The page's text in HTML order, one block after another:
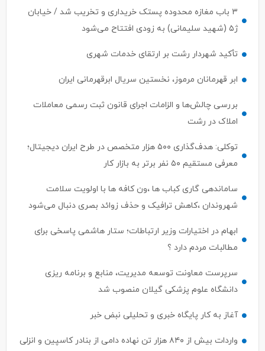
۳ باب مغازه محدوده پستک خریداری و تخریب شد / خیابان
ژ۵ (شهید سلیمانی) به زودی افتتاح می‌شود
تأکید شهردار رشت بر ارتقای خدمات شهری
ابر قهرمانان مرموز، نخستین سریال ابرقهرمانی ایران
بررسی چالش‌ها و الزامات اجرای قانون ثبت رسمی معاملات
املاک در رشت
توکلی: هدف‌گذاری ۵۰۰ هزار متخصص در طرح ایران دیجیتال؛
معرفی مستقیم ۵۰ نفر برتر به بازار کار
ساماندهی گاری کباب ها ،ون کافه ها با اولویت سلامت
شهروندان ،کاهش ترافیک و حذف زوائد بصری دنبال می‌شود
ابهام در اختیارات وزیر ارتباطات؛ ستار هاشمی پاسخی برای
مطالبات مردم دارد ؟
سرپرست معاونت توسعه مدیریت، منابع و برنامه ریزی
دانشگاه علوم پزشکی گیلان منصوب شد
آغاز به کار پایگاه خبری و تحلیلی نبض خبر
واردات بیش از ۸۴۰ هزار تن نهاده دامی از بنادر كاسپین و انزلی